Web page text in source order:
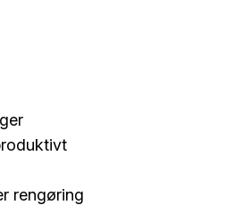
rengøring